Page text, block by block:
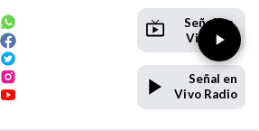
Señal en
Vivo TV
Señal en
Vivo Radio